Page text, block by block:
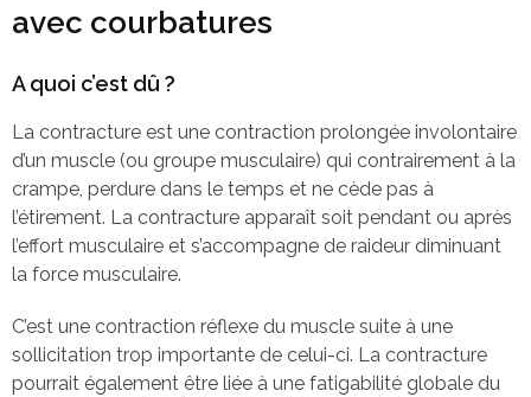
avec courbatures
A quoi c’est dû ?
La contracture est une contraction prolongée involontaire
d’un muscle (ou groupe musculaire) qui contrairement à la
crampe, perdure dans le temps et ne cède pas à
l’étirement. La contracture apparaît soit pendant ou après
l’effort musculaire et s’accompagne de raideur diminuant
la force musculaire.
C’est une contraction réflexe du muscle suite à une
sollicitation trop importante de celui-ci. La contracture
pourrait également être liée à une fatigabilité globale du